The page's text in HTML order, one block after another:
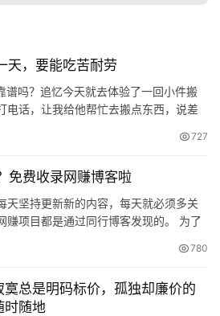
天，要能吃苦耐劳
吗？追忆今天就去体验了一回小件搬
电话，让我给他帮忙去搬点东西，说差
727
免费收录网赚博客啦
天坚持更新新的内容，每天就必须多关
赚项目都是通过同行博客发现的。 为了
780
寞总是明码标价，孤独却廉价的
时随地